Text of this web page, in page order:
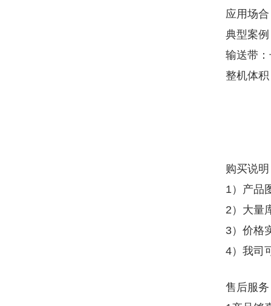
应用场
典型案
输送带
整机体
购买说
1）产品
2）大量
3）价格
4）我司
售后服